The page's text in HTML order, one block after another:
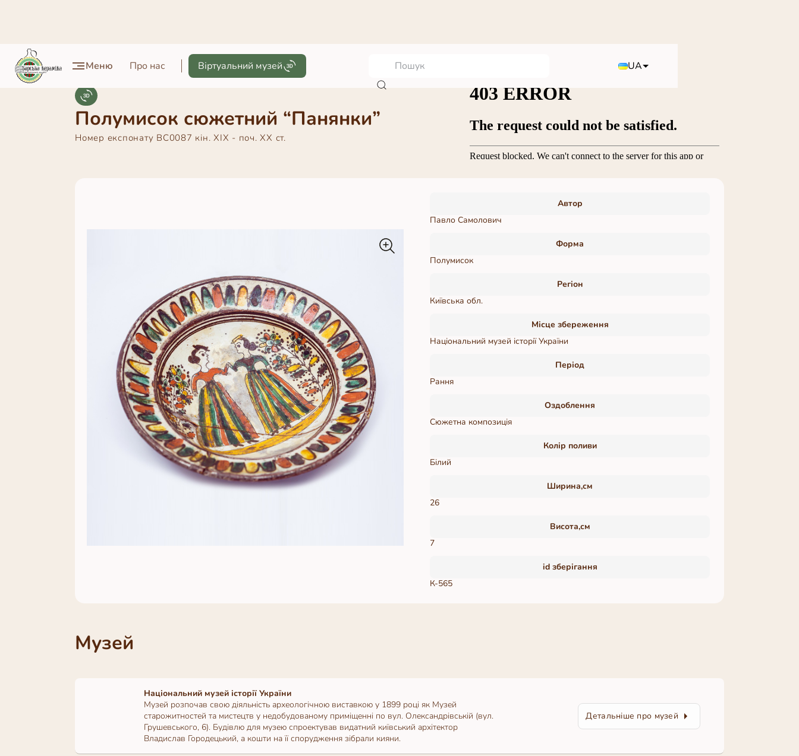
Меню Про нас Віртуальний музей UA
Полумисок сюжетний “Панянки”
Номер експонату BC0087 кін. ХІХ - поч. ХХ ст.
Автор
Павло Самолович
Форма
Полумисок
Регіон
Київська обл.
Місце збереження
Національний музей історії України
Період
Рання
Оздоблення
Сюжетна композиція
Колір поливи
Білий
Ширина,см
26
Висота,см
7
id зберігання
К-565
Музей
Національний музей історії України
Музей розпочав свою діяльність археологічною виставкою у 1899 році як Музей
старожитностей та мистецтв у недобудованому приміщенні по вул. Олександрівській (вул.
Грушевського, 6). Будівлю для музею спроектував видатний київський архітектор
Владислав Городецький, а кошти на її спорудження зібрали кияни.
Детальніше про музей